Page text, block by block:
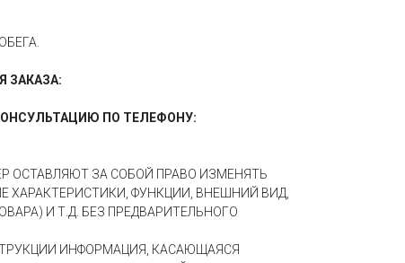
ЗАКАЗА:
ПО ТЕЛЕФОНУ:
ОСТАВЛЯЮТ ЗА СОБОЙ ПРАВО ИЗМЕНЯТЬ
ХАРАКТЕРИСТИКИ, ФУНКЦИИ, ВНЕШНИЙ ВИД,
И Т.Д. БЕЗ ПРЕДВАРИТЕЛЬНОГО
ИНФОРМАЦИЯ, КАСАЮЩАЯСЯ